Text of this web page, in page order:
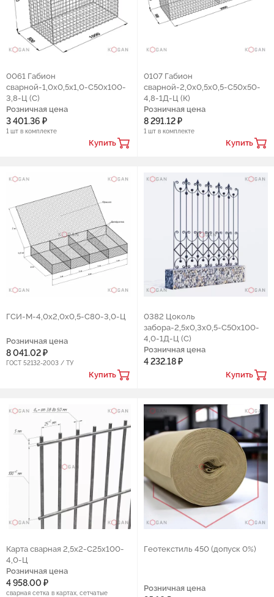
0061 Габион
сварной-1,0х0,5х1,0-С50х100-
3,8-Ц (С)
Розничная цена
3 401.36 ₽
1 шт в комплекте
Купить
0107 Габион
сварной-2,0х0,5х0,5-С50х50-
4,8-1Д-Ц (К)
Розничная цена
8 291.12 ₽
1 шт в комплекте
Купить
ГСИ-М-4,0х2,0х0,5-С80-3,0-Ц
Розничная цена
8 041.02 ₽
ГОСТ 52132-2003 / ТУ
Купить
0382 Цоколь
забора-2,5х0,3х0,5-С50х100-
4,0-1Д-Ц (С)
Розничная цена
4 232.18 ₽
Купить
Карта сварная 2,5х2-С25х100-
4,0-Ц
Розничная цена
4 958.00 ₽
сварная сетка в картах, сетчатые
Геотекстиль 450 (допуск 0%)
Розничная цена